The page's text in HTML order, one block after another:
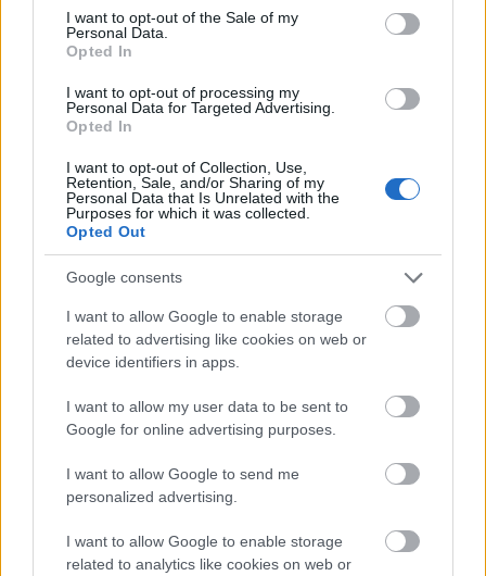
consent section.
I want to opt-out of the Sale of my
Personal Data.
Opted In
I want to opt-out of processing my
Personal Data for Targeted Advertising.
Opted In
I want to opt-out of Collection, Use,
Retention, Sale, and/or Sharing of my
Personal Data that Is Unrelated with the
Purposes for which it was collected.
Opted Out
Google consents
I want to allow Google to enable storage
related to advertising like cookies on web or
device identifiers in apps.
I want to allow my user data to be sent to
Google for online advertising purposes.
I want to allow Google to send me
personalized advertising.
I want to allow Google to enable storage
related to analytics like cookies on web or
από τους εκπροσώπους μας να κάνουν ό, τι
μπορούν για να βρουν αυτούς τους αγνοούμενους
Δείτε ακόμη: Το σπίτι της Rooney Mara μοιάζει σα
να βγήκε από περιοδικό